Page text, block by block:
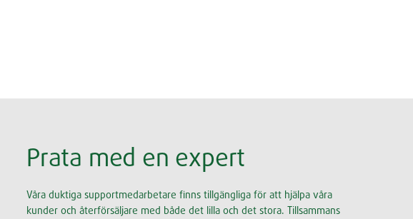
Prata med en expert
Våra duktiga supportmedarbetare finns tillgängliga för att hjälpa våra
kunder och återförsäljare med både det lilla och det stora. Tillsammans